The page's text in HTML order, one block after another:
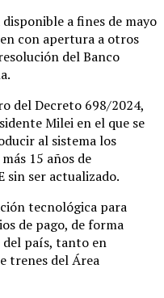
a fines de mayo
con apertura a otros
del Banco
del Decreto 698/2024,
Milei en el que se
al sistema los
15 años de
sin ser actualizado.
tecnológica para
de pago, de forma
del país, tanto en
trenes del Área